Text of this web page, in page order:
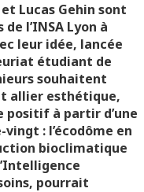
Lucas Gehin sont
l’INSA Lyon à
leur idée, lancée
étudiant de
souhaitent
allier esthétique,
à partir d’une
: l’écodôme en
bioclimatique
pourrait